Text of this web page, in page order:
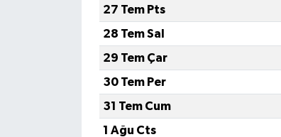
27 Tem Pts
28 Tem Sal
29 Tem Çar
30 Tem Per
31 Tem Cum
1 Ağu Cts